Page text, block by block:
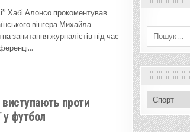
Хабі Алонсо прокоментував
вінгера Михайла
запитання журналістів під час
проти
у футбол
а
т